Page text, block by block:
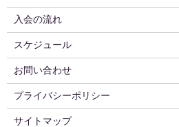
入会の流れ
スケジュール
お問い合わせ
プライバシーポリシー
サイトマップ